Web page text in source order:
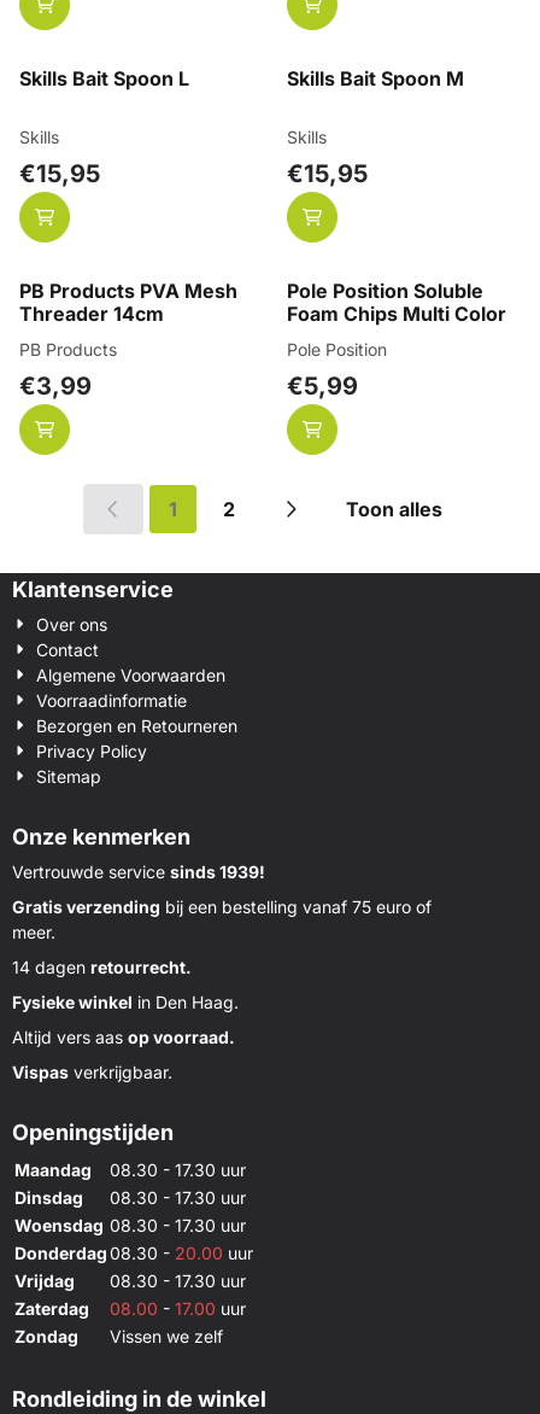
Skills Bait Spoon L
Merk:
Skills
Prijs: 15,95
€15,95
Skills Bait Spoon M
Merk:
Skills
Prijs: 15,95
€15,95
PB Products PVA Mesh
Threader 14cm
Merk:
PB Products
Prijs: 3,99
€3,99
Pole Position Soluble
Foam Chips Multi Color
Merk:
Pole Position
Prijs: 5,99
€5,99
1 2 Toon alles
Klantenservice
Over ons
Contact
Algemene Voorwaarden
Voorraadinformatie
Bezorgen en Retourneren
Privacy Policy
Sitemap
Onze kenmerken
Vertrouwde service sinds 1939!
Gratis verzending bij een bestelling vanaf 75 euro of
meer.
14 dagen retourrecht.
Fysieke winkel in Den Haag.
Altijd vers aas op voorraad.
Vispas verkrijgbaar.
Openingstijden
Maandag
08.30 - 17.30 uur
Dinsdag
08.30 - 17.30 uur
Woensdag 08.30 - 17.30 uur
Donderdag08.30 - 20.00 uur
Vrijdag
08.30 - 17.30 uur
Zaterdag
08.00 - 17.00 uur
Zondag
Vissen we zelf
Rondleiding in de winkel